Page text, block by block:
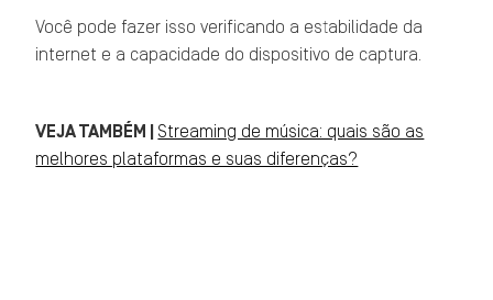
Você pode fazer isso verificando a estabilidade da
internet e a capacidade do dispositivo de captura.
VEJA TAMBÉM | Streaming de música: quais são as
melhores plataformas e suas diferenças?